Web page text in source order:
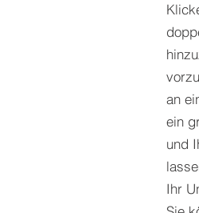
an
ein
und
Ihr